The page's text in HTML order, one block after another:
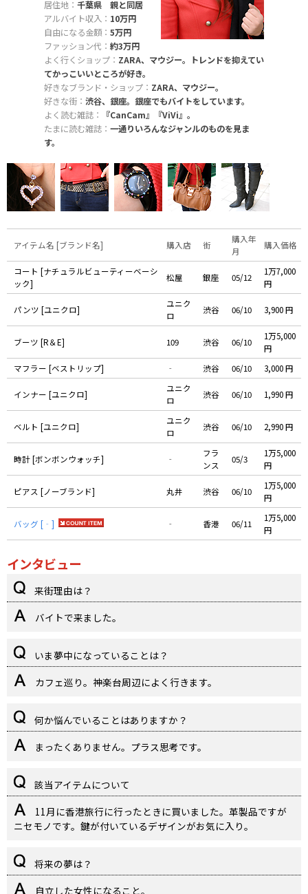
居住地： 千葉県 親と同居
アルバイト収入： 10万円
自由になる金額： 5万円
ファッション代： 約3万円
よく行くショップ： ZARA、マウジー。トレンドを抑えてい
てかっこいいところが好き。
好きなブランド・ショップ： ZARA、マウジー。
好きな街： 渋谷、銀座。銀座でもバイトをしています。
よく読む雑誌：
『CanCam』『ViVi』。
たまに読む雑誌： 一通りいろんなジャンルのものを見ま
す。
アイテム名 [ブランド名] 購入店 街
購入年
月
購入価格
コート [ナチュラルビューティーベーシ
ック]
松屋 銀座 05/12
1万7,000
円
パンツ [ユニクロ]
ユニク
ロ
渋谷 06/10 3,900 円
ブーツ [R＆E] 109 渋谷 06/10
1万5,000
円
マフラー [ベストリップ]
‐ 渋谷 06/10 3,000 円
インナー [ユニクロ]
ユニク
ロ
渋谷 06/10 1,990 円
ベルト [ユニクロ]
ユニク
ロ
渋谷 06/10 2,990 円
時計 [ボンボンウォッチ] ‐
フラ
ンス
05/3
1万5,000
円
ピアス [ノーブランド] 丸井 渋谷 06/10
1万5,000
円
バッグ [‐] ‐ 香港 06/11
1万5,000
円
インタビュー
来街理由は？
バイトで来ました。
いま夢中になっていることは？
カフェ巡り。神楽台周辺によく行きます。
何か悩んでいることはありますか？
まったくありません。プラス思考です。
該当アイテムについて
11月に香港旅行に行ったときに買いました。革製品ですが
ニセモノです。鍵が付いているデザインがお気に入り。
将来の夢は？
自立した女性になること。